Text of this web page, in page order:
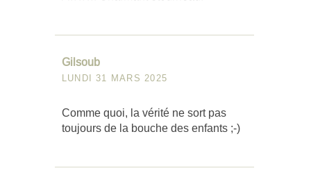
Gilsoub
LUNDI 31 MARS 2025
Comme quoi, la vérité ne sort pas
toujours de la bouche des enfants ;-)